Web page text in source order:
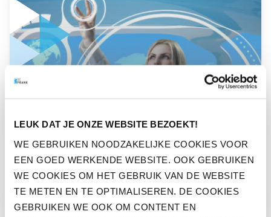
LEUK DAT JE ONZE WEBSITE BEZOEKT!
WE GEBRUIKEN NOODZAKELIJKE COOKIES VOOR
EEN GOED WERKENDE WEBSITE. OOK GEBRUIKEN
WE COOKIES OM HET GEBRUIK VAN DE WEBSITE
TE METEN EN TE OPTIMALISEREN. DE COOKIES
GEBRUIKEN WE OOK OM CONTENT EN
PENSIOEN 2020. ‘PENSIOEN
ZOALS HET ZOU MOETEN
ZIJN’.
NIEUWS